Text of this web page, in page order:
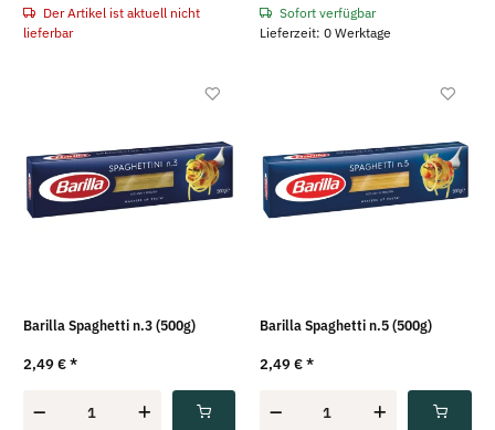
Der Artikel ist aktuell nicht
lieferbar
Sofort verfügbar
Lieferzeit: 0 Werktage
Barilla Spaghetti n.3 (500g)
2,49 €*
Barilla Spaghetti n.5 (500g)
2,49 €*